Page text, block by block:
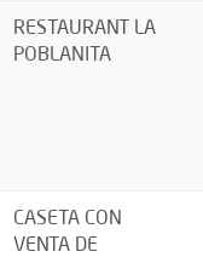
RESTAURANT LA
POBLANITA
CASETA CON
VENTA DE